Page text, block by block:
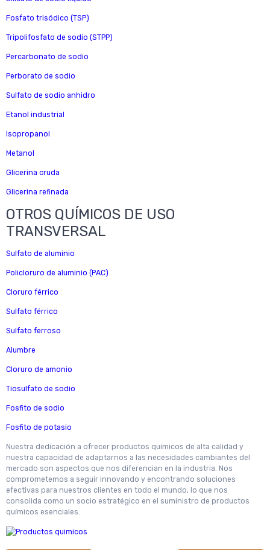
Fosfato trisódico (TSP)
Tripolifosfato de sodio (STPP)
Percarbonato de sodio
Perborato de sodio
Sulfato de sodio anhidro
Etanol industrial
Isopropanol
Metanol
Glicerina cruda
Glicerina refinada
OTROS QUÍMICOS DE USO
TRANSVERSAL
Sulfato de aluminio
Policloruro de aluminio (PAC)
Cloruro férrico
Sulfato férrico
Sulfato ferroso
Alumbre
Cloruro de amonio
Tiosulfato de sodio
Fosfito de sodio
Fosfito de potasio
Nuestra dedicación a ofrecer productos químicos de alta calidad y
nuestra capacidad de adaptarnos a las necesidades cambiantes del
mercado son aspectos que nos diferencian en la industria. Nos
comprometemos a seguir innovando y encontrando soluciones
efectivas para nuestros clientes en todo el mundo, lo que nos
consolida como un socio estratégico en el suministro de productos
químicos esenciales.